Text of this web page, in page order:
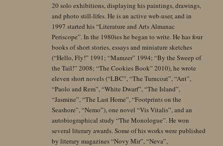
20 solo exhibitions, displaying his paintings, drawings,
and photo still-lifes. He is an active web-user, and in
1997 started his “Literature and Arts Almanac
Periscope”. In the 1980ies he began to write. He has four
books of short stories, essays and miniature sketches
(“Hello, Fly!” 1991; “Mamzer” 1994; “By the Sweep of
the Tail!” 2008; “The Cookies Book” 2010), he wrote
eleven short novels (“LBC”, “The Turncoat”, “Ant”,
“Paolo and Rem”, “White Dwarf”, “The Island”,
“Jasmine”, “The Last Home”, “Footprints on the
Seashore”, “Nemo”), one novel “Vis Vitalis”, and an
autobiographical study “The Monologue”. He won
several literary awards. Some of his works were published
by literary magazines “Novy Mir”, “Neva”,